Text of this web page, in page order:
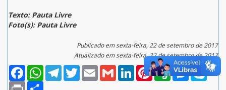
Texto: Pauta Livre
Foto(s): Pauta Livre
Publicado em sexta-feira, 22 de setembro de 2017
Atualizado em sexta-feira, 22 de setembro de 2017
FacebookWhatsAppTelegramTwitterEmail Gmail LinkedInPinterestEvernoteMessenger
Skype
Print